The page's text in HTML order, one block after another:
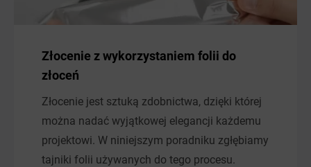
Złocenie z wykorzystaniem folii do
złoceń
Złocenie jest sztuką zdobnictwa, dzięki której
można nadać wyjątkowej elegancji każdemu
projektowi. W niniejszym poradniku zgłębiamy
tajniki folii używanych do tego procesu.